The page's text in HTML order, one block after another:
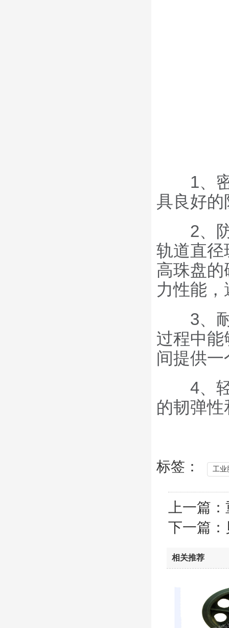
1、密
具良好
2、防
轨道直径
高珠盘
力性能
3、耐
过程中
间提供
4、轻
的韧弹
标签： 工业
上一篇：
下一篇：
相关推荐